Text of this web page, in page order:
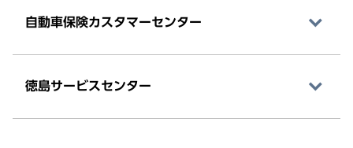
自動車保険カスタマーセンター
徳島サービスセンター